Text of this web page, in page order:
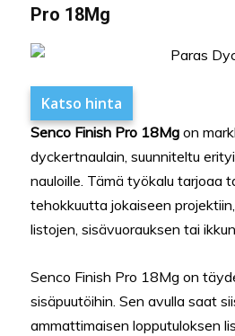
Pro 18Mg
Katso hinta
Senco Finish Pro 18Mg on
dyckertnaulain, suunniteltu
nauloille. Tämä työkalu tarjoaa
tehokkuutta jokaiseen
listojen, sisävuorauksen tai
Senco Finish Pro 18Mg on
sisäpuutöihin. Sen avulla saat
ammattimaisen lopputuloksen